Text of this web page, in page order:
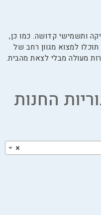
ותשמישי קדושה. כמו כן,
למצוא מגוון רחב של
מעולה מבלי לצאת מהבית.
החנות
×